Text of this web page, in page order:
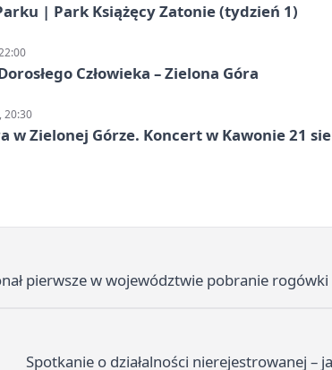
| Park Książęcy Zatonie (tydzień 1)
Człowieka – Zielona Góra
20:30
w Zielonej Górze. Koncert w Kawonie 21
pierwsze w województwie pobranie rogówki
Spotkanie o działalności nierejestrowanej –